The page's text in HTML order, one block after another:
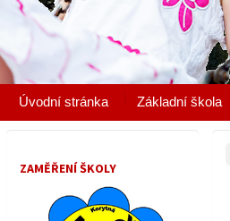
Úvodní stránka Základní škola
ZAMĚŘENÍ ŠKOLY